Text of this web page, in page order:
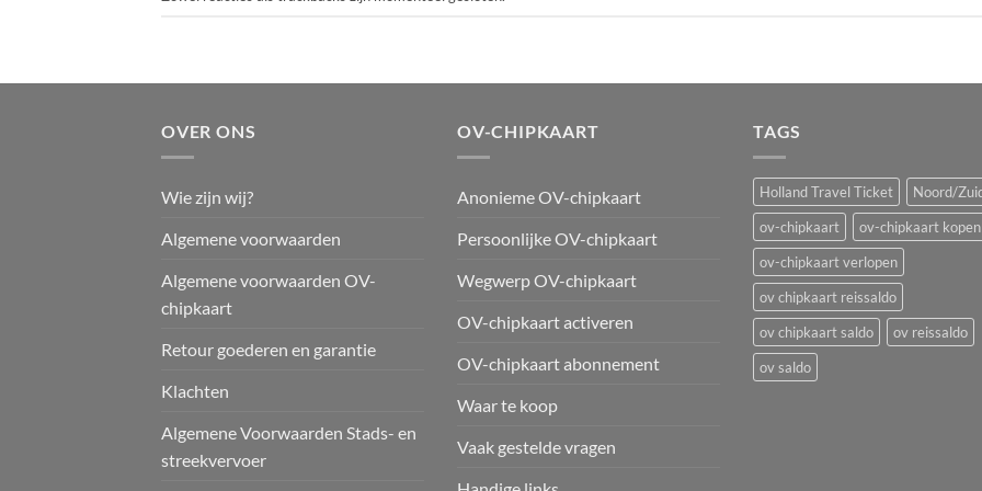
OVER ONS
Wie zijn wij?
Algemene voorwaarden
Algemene voorwaarden OV-
chipkaart
Retour goederen en garantie
Klachten
Algemene Voorwaarden Stads- en
streekvervoer
OV-CHIPKAART
Anonieme OV-chipkaart
Persoonlijke OV-chipkaart
Wegwerp OV-chipkaart
OV-chipkaart activeren
OV-chipkaart abonnement
Waar te koop
Vaak gestelde vragen
TAGS
Holland Travel Ticket
Noord/
ov-chipkaart
ov-chipkaart kopen
ov-chipkaart verlopen
ov chipkaart reissaldo
ov chipkaart saldo
ov reissaldo
ov saldo